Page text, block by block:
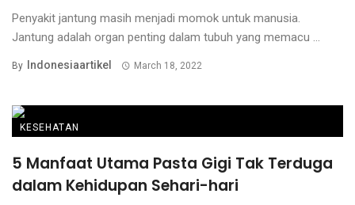
Penyakit jantung masih menjadi momok untuk manusia.
Jantung adalah organ penting dalam tubuh yang memacu ...
By Indonesiaartikel March 18, 2022
KESEHATAN
5 Manfaat Utama Pasta Gigi Tak Terduga
dalam Kehidupan Sehari-hari